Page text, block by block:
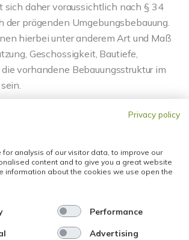
sich daher voraussichtlich nach § 34
der prägenden Umgebungsbebauung.
hierbei unter anderem Art und Maß
Geschossigkeit, Bautiefe,
vorhandene Bebauungsstruktur im
wird im derzeitigen Zustand
ist stark sanierungsbedürftig
Das zusätzliche
noch nicht erschlossen. Sämtliche
, Umbau- und
eigene Kosten baurechtlich zu
Privacy policy
analysis of our visitor data, to improve our
content and to give you a great website
information about the cookies we use open the
Performance
Advertising